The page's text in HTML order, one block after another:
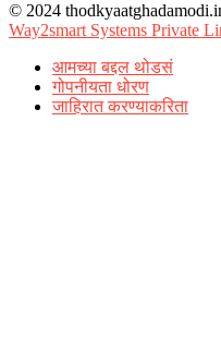
© 2024
Way2smart Systems Private
आमच्या बद्दल थोडसं
गोपनीयता धोरण
जाहिरात करण्याकरिता